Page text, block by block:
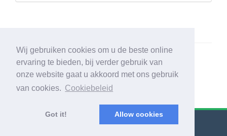
Wij gebruiken cookies om u de beste online
ervaring te bieden, bij verder gebruik van
onze website gaat u akkoord met ons gebruik
van cookies. Cookiebeleid
Got it! Allow cookies
© Export Worldwide 2026